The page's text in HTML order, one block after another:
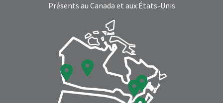
opens
in
new
window
opens
window
Présents au Canada et aux États-Unis